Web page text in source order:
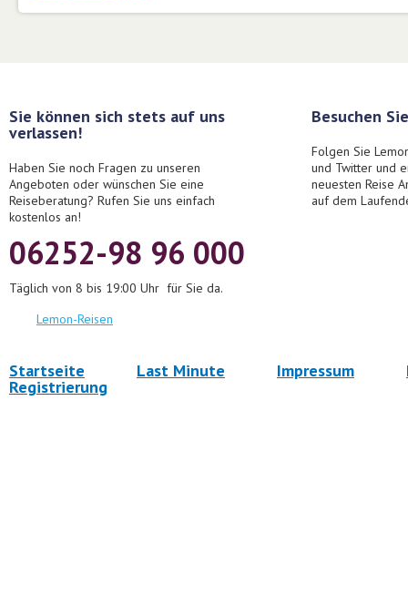
Sie können sich stets auf uns
verlassen!
Haben Sie noch Fragen zu unseren
Angeboten oder wünschen Sie eine
Reiseberatung? Rufen Sie uns einfach
kostenlos an!
06252-98 96 000
Täglich von 8 bis 19:00 Uhr für Sie da.
Lemon-Reisen
Besuchen
Folgen Sie
und Twitter und
neuesten Reise
auf dem
Startseite Last Minute Impressum
Registrierung